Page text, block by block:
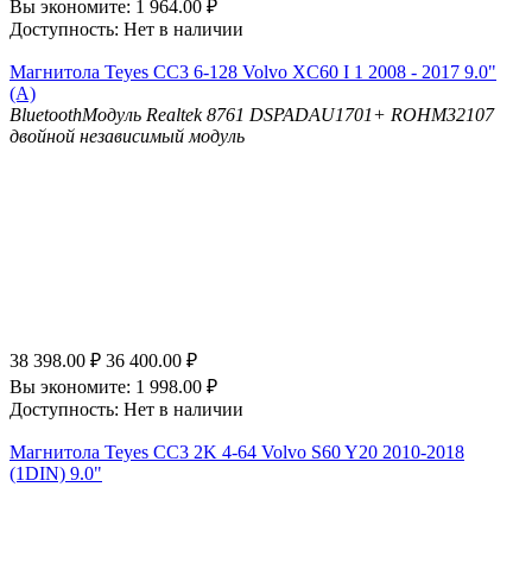
Вы экономите: 1 964.00 ₽
Доступность: Нет в наличии
Магнитола Teyes CC3 6-128 Volvo XC60 I 1 2008 - 2017 9.0"
(A)
BluetoothМодуль Realtek 8761 DSPADAU1701+ ROHM32107
двойной независимый модуль
38 398.00 ₽ 36 400.00 ₽
Вы экономите: 1 998.00 ₽
Доступность: Нет в наличии
Магнитола Teyes CC3 2K 4-64 Volvo S60 Y20 2010-2018
(1DIN) 9.0"